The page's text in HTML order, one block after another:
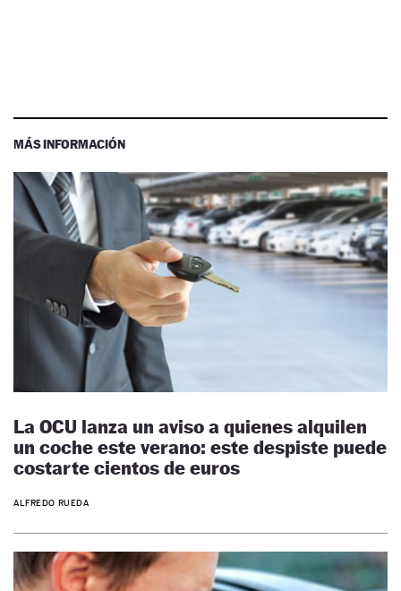
MÁS INFORMACIÓN
La OCU lanza un aviso a quienes alquilen
un coche este verano: este despiste puede
costarte cientos de euros
ALFREDO RUEDA